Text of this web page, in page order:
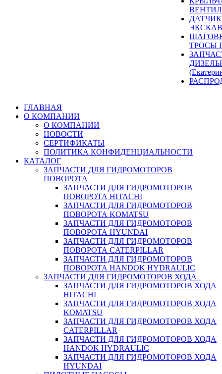
ТРОСЫ
ГЛАВНАЯ
О КОМПАНИИ
О КОМПАНИИ
НОВОСТИ
СЕРТИФИКАТЫ
ПОЛИТИКА КОНФИДЕНЦИАЛЬНОСТИ
КАТАЛОГ
ЗАПЧАСТИ ДЛЯ ГИДРОМОТОРОВ
ПОВОРОТА
ЗАПЧАСТИ ДЛЯ ГИДРОМОТОРОВ
ПОВОРОТА HITACHI
ЗАПЧАСТИ ДЛЯ ГИДРОМОТОРОВ
ПОВОРОТА KOMATSU
ЗАПЧАСТИ ДЛЯ ГИДРОМОТОРОВ
ПОВОРОТА HYUNDAI
ЗАПЧАСТИ ДЛЯ ГИДРОМОТОРОВ
ПОВОРОТА CATERPILLAR
ЗАПЧАСТИ ДЛЯ ГИДРОМОТОРОВ
ПОВОРОТА HANDOK HYDRAULIC
ЗАПЧАСТИ ДЛЯ ГИДРОМОТОРОВ ХОДА
ЗАПЧАСТИ ДЛЯ ГИДРОМОТОРОВ ХОДА
HITACHI
ЗАПЧАСТИ ДЛЯ ГИДРОМОТОРОВ ХОДА
KOMATSU
ЗАПЧАСТИ ДЛЯ ГИДРОМОТОРОВ ХОДА
CATERPILLAR
ЗАПЧАСТИ ДЛЯ ГИДРОМОТОРОВ ХОДА
HANDOK HYDRAULIC
ЗАПЧАСТИ ДЛЯ ГИДРОМОТОРОВ ХОДА
HYUNDAI